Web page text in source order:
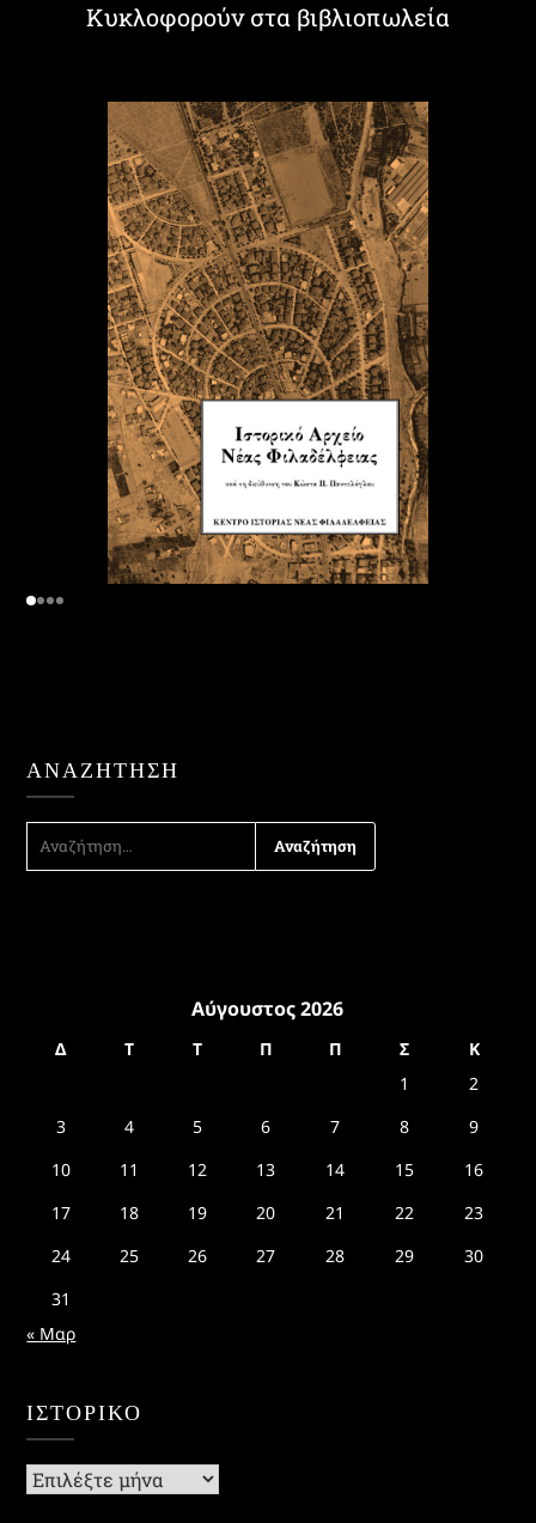
Κυκλοφορούν στα βιβλιοπωλεία
ΑΝΑΖΉΤΗΣΗ
ΑΝΑΖΉΤΗΣΗ
ΓΙΑ:
Αύγουστος 2026
Δ Τ Τ Π Π Σ
Κ
1
2
3
4 5 6 7 8
9
10
11 12 13 14 15
16
17
18 19 20 21 22
23
24
25 26 27 28 29
30
31
« Μαρ
ΙΣΤΟΡΙΚΌ
Ιστορικό